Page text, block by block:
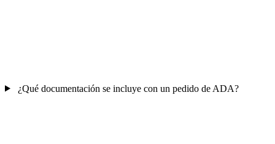
¿Qué documentación se incluye con un pedido de ADA?